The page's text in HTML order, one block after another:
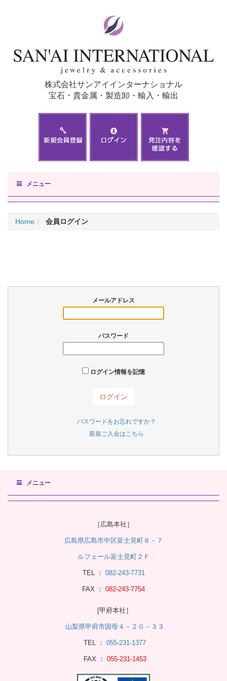
株式会社サンアイインターナショナル
宝石・貴金属・製造卸・輸入・輸出
メニュー
Home 会員ログイン
メールアドレス
パスワード
ログイン情報を記憶
パスワードをお忘れですか？
新規ご入会はこちら
メニュー
［広島本社］
広島県広島市中区富士見町８－７
ルフェール富士見町２Ｆ
TEL ： 082-243-7731
FAX ： 082-243-7754
[甲府本社］
山梨県甲府市国母４－２０－３３
TEL ： 055-231-1377
FAX ： 055-231-1453